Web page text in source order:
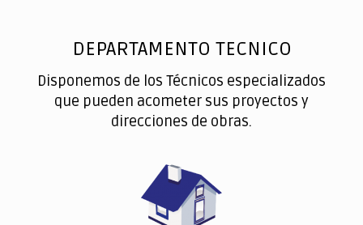
DEPARTAMENTO TECNICO
Disponemos de los Técnicos especializados
que pueden acometer sus proyectos y
direcciones de obras.